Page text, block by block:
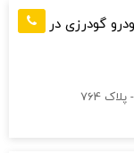
گودرزی در
764